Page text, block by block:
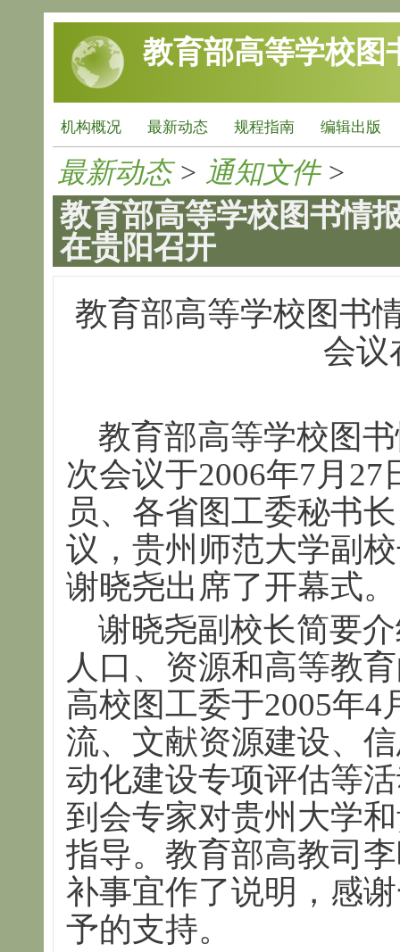
跳转到主要内容
教育部高等学校图
机构概况 最新动态 规程指南 编辑出版
最新动态> 通知文件>
教育部高等学校图书情
在贵阳召开
教育部高等学校图书
会议
教育部高等学校图
次会议于2006年7月
员、各省图工委秘书
议，贵州师范大学副
谢晓尧出席了开幕式。
谢晓尧副校长简要
人口、资源和高等教
高校图工委于2005年
流、文献资源建设、
动化建设专项评估等
到会专家对贵州大学
指导。教育部高教司
补事宜作了说明，感
予的支持。